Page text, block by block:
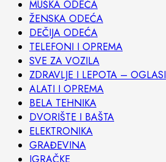
MUŠKA ODEĆA
ŽENSKA ODEĆA
DEČIJA ODEĆA
TELEFONI I OPREMA
SVE ZA VOZILA
ZDRAVLJE I LEPOTA – OGLASI
ALATI I OPREMA
BELA TEHNIKA
DVORIŠTE I BAŠTA
ELEKTRONIKA
GRAĐEVINA